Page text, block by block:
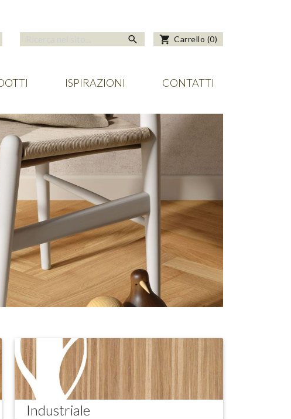
search Carrello (0)
shopping_cart
ISPIRAZIONI CONTATTI
Industriale